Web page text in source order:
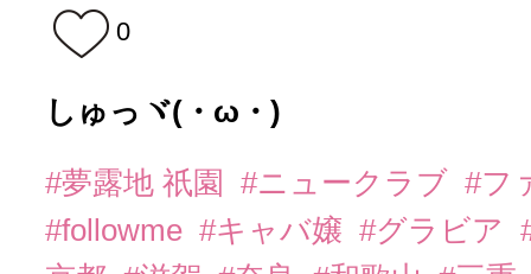
0
しゅっヾ(・ω・)ゞ
#夢露地 祇園 #ニュークラブ #フ
#followme #キャバ嬢 #グラビア